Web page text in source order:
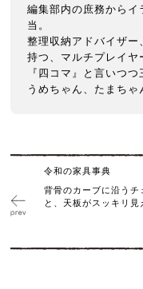
編集部内の庶務から
当。
整理収納アドバイザ
持つ、マルチプレイヤ
『四コマ』と言いつ
うめちゃん、たまちゃ
令和の家具事典
背骨のカーブに沿うチ
と、天板がスッキリ見